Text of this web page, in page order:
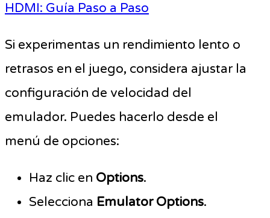
HDMI: Guía Paso a Paso
Si experimentas un rendimiento lento o
retrasos en el juego, considera ajustar la
configuración de velocidad del
emulador. Puedes hacerlo desde el
menú de opciones:
Haz clic en Options.
Selecciona Emulator Options.